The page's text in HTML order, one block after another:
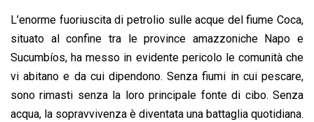
L’enorme fuoriuscita di petrolio sulle acque del fiume Coca,
situato al confine tra le province amazzoniche Napo e
Sucumbíos, ha messo in evidente pericolo le comunità che
vi abitano e da cui dipendono. Senza fiumi in cui pescare,
sono rimasti senza la loro principale fonte di cibo. Senza
acqua, la sopravvivenza è diventata una battaglia quotidiana.